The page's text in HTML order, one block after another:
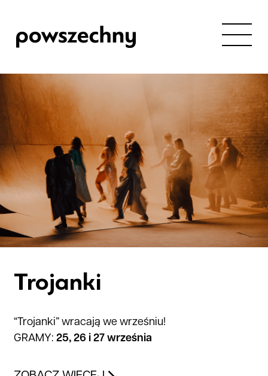
Trojanki
“Trojanki” wracają we wrześniu!
GRAMY: 25, 26 i 27 września